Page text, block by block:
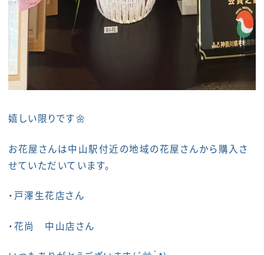
嬉しい限りです🌼
お花屋さんは中山駅付近の地域の花屋さんから購入さ
せていただいています。
・戸澤生花店さん
・花尚 中山店さん